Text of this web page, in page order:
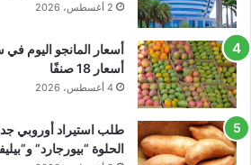
2 أغسطس، 2026
أسعار المانجو اليوم
أسعار 18 صنفًا
4 أغسطس، 2026
طلب استيراد أوروبي
الحلوة “بيورجارد”